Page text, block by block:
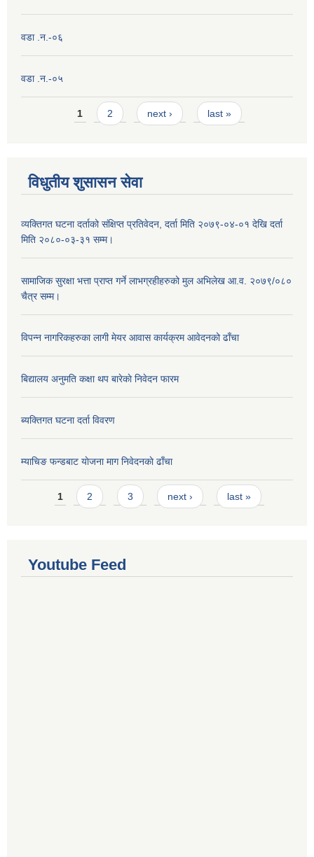
वडा .न.-०६
वडा .न.-०५
Pages1 2 next › last »
विधुतीय शुसासन सेवा
व्यक्तिगत घटना दर्ताको संक्षिप्त प्रतिवेदन, दर्ता मिति २०७९-०४-०१ देखि दर्ता
मिति २०८०-०३-३१ सम्म।
सामाजिक सुरक्षा भत्ता प्राप्त गर्ने लाभग्रहीहरुको मुल अभिलेख आ.व. २०७९/०८०
चैत्र सम्म।
विपन्न नागरिकहरुका लागी मेयर आवास कार्यक्रम आवेदनको ढाँचा
बिद्यालय अनुमति कक्षा थप बारेकाे निवेदन फारम
ब्यक्तिगत घटना दर्ता विवरण
म्याचिङ फन्डबाट याेजना माग निवेदनकाे ढाँचा
Pages
1 2 3 next › last »
Youtube Feed